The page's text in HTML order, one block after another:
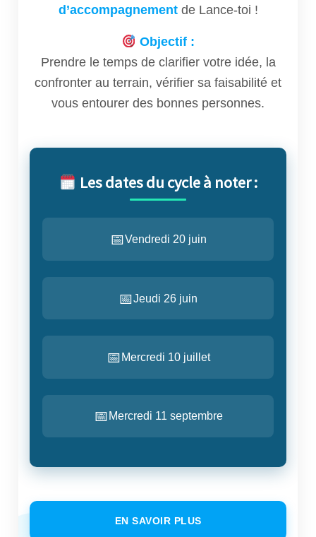
d’accompagnementde Lance-toi !
Objectif :
Prendre le temps de clarifier votre idée, la
confronter au terrain, vérifier sa faisabilité et
vous entourer des bonnes personnes.
Les dates du cycle à noter :
Vendredi 20 juin
Jeudi 26 juin
Mercredi 10 juillet
Mercredi 11 septembre
EN SAVOIR PLUS